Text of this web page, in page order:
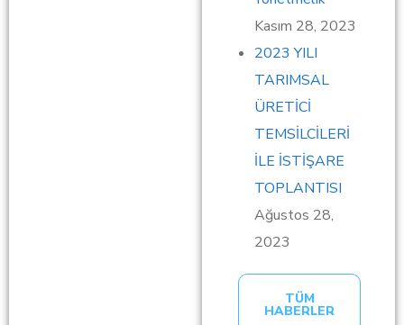
Kasım 28, 2023
2023 YILI
TARIMSAL
ÜRETİCİ
TEMSİLCİLERİ
İLE İSTİŞARE
TOPLANTISI
Ağustos 28,
2023
TÜM
HABERLER